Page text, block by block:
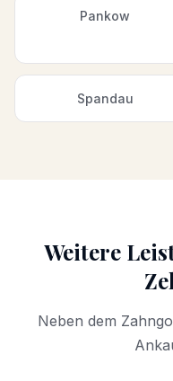
Pankow
Spandau
Weitere
Neben dem